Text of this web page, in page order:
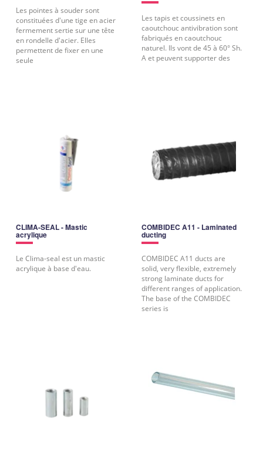
Les pointes à souder sont
constituées d'une tige en acier
fermement sertie sur une tête
en rondelle d'acier. Elles
permettent de fixer en une
seule
Les tapis et coussinets en
caoutchouc antivibration sont
fabriqués en caoutchouc
naturel. Ils vont de 45 à 60° Sh.
A et peuvent supporter des
CLIMA-SEAL - Mastic
acrylique
Le Clima-seal est un mastic
acrylique à base d'eau.
COMBIDEC A11 - Laminated
ducting
COMBIDEC A11 ducts are
solid, very flexible, extremely
strong laminate ducts for
different ranges of application.
The base of the COMBIDEC
series is